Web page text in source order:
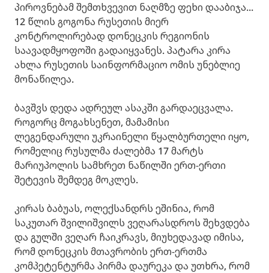
პიროვნებამ შემთხვევით ნაღმზე ფეხი დააბიჯა...
12 წლის გოგონა რუსეთის მიერ
კონტროლირებად დონეცკის რეგიონის
საავადმყოფოში გადაიყვანეს. პატარა კირა
ახლა რუსეთის საინფორმაციო ომის უნებლიე
მონაწილეა.
ბავშვს დედა ადრეულ ასაკში გარდაეცვალა.
როგორც მოგახსენეთ, მამამისი
ლეგენდარული უკრაინელი წყალბურთელი იყო,
რომელიც რუსულმა ძალებმა 17 მარტს
მარიუპოლის სამხრეთ ნაწილში ერთ-ერთი
შეტევის შემდეგ მოკლეს.
კირას ბაბუას, ოლექსანდრს ეშინია, რომ
საკუთარ შვილიშვილს ვეღარასდროს შეხვდება
და გულში ვეღარ ჩაიკრავს, მიუხედავად იმისა,
რომ დონეცკის მთავრობის ერთ-ერთმა
კომპეტენტურმა პირმა დაურეკა და უთხრა, რომ